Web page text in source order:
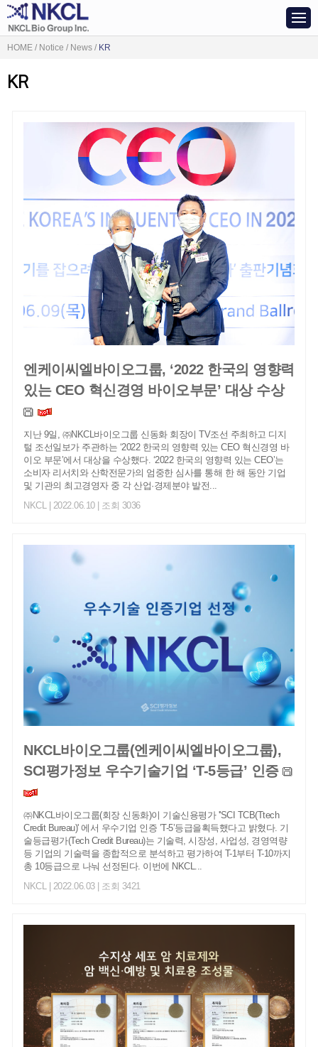
HOME / Notice / News / KR
KR
엔케이씨엘바이오그룹, ‘2022 한국의 영향력
있는 CEO 혁신경영 바이오부문’ 대상 수상
지난 9일, ㈜NKCL바이오그룹 신동화 회장이 TV조선 주최하고 디지
털 조선일보가 주관하는 ‘2022 한국의 영향력 있는 CEO 혁신경영 바
이오 부문’에서 대상을 수상했다. ‘2022 한국의 영향력 있는 CEO’는
소비자 리서치와 산학전문가의 엄중한 심사를 통해 한 해 동안 기업
및 기관의 최고경영자 중 각 산업·경제분야 발전...
NKCL| 2022.06.10 | 조회 3036
NKCL바이오그룹(엔케이씨엘바이오그룹),
SCI평가정보 우수기술기업 ‘T-5등급’ 인증
㈜NKCL바이오그룹(회장 신동화)이 기술신용평가 ''SCI TCB(Ttech
Credit Bureau)' 에서 우수기업 인증 ’T-5’등급을획득했다고 밝혔다. 기
술등급평가(Tech Credit Bureau)는 기술력, 시장성, 사업성, 경영역량
등 기업의 기술력을 종합적으로 분석하고 평가하여 T-1부터 T-10까지
총 10등급으로 나눠 선정된다. 이번에 NKCL...
NKCL | 2022.06.03 | 조회 3421